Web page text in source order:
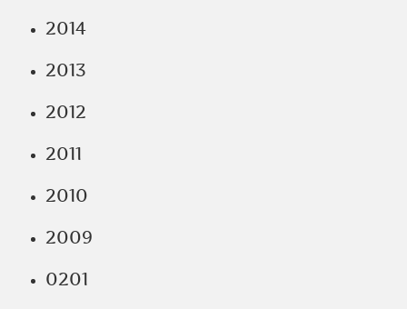
2014
2013
2012
2011
2010
2009
0201